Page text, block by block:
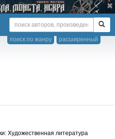
расширенный
поиск по жанру
Художественная литература